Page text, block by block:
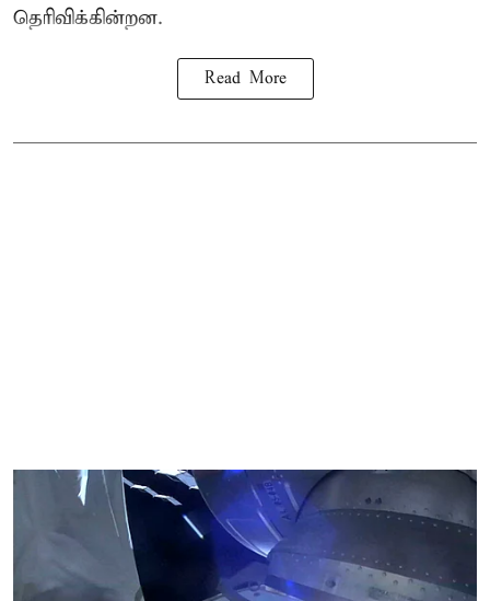
தெரிவிக்கின்றன.
Read More